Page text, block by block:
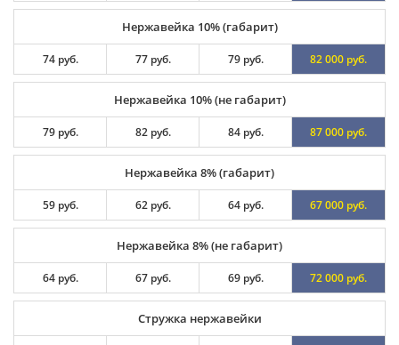
Нержавейка 10% (габарит)
74 руб. 77 руб. 79 руб. 82 000 руб.
Нержавейка 10% (не габарит)
79 руб. 82 руб. 84 руб. 87 000 руб.
Нержавейка 8% (габарит)
59 руб. 62 руб. 64 руб. 67 000 руб.
Нержавейка 8% (не габарит)
64 руб. 67 руб. 69 руб. 72 000 руб.
Стружка нержавейки